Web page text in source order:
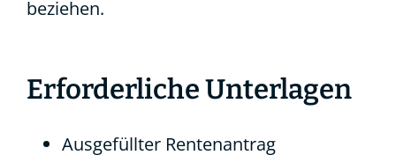
beziehen.
Erforderliche Unterlagen
Ausgefüllter Rentenantrag